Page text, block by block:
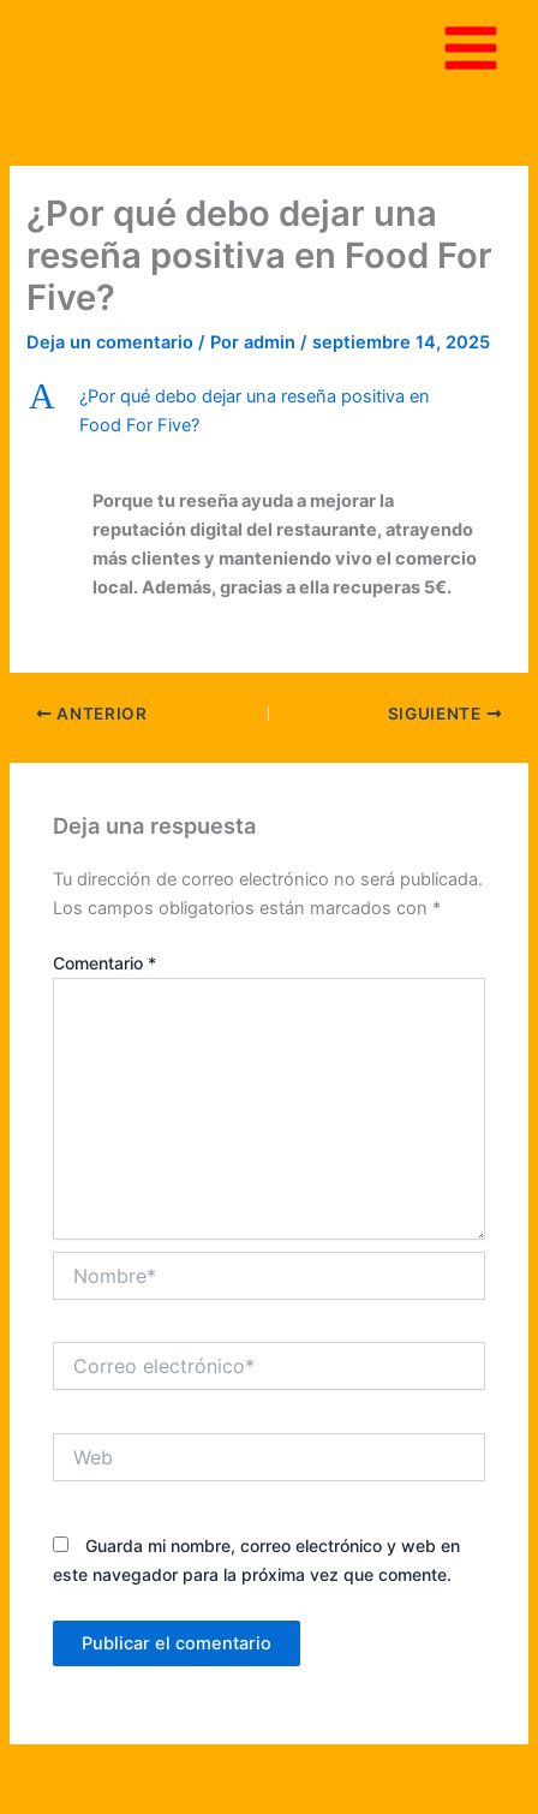
¿Por qué debo dejar una
reseña positiva en Food For
Five?
Deja un comentario / Poradmin/septiembre 14, 2025
A
¿Por qué debo dejar una reseña positiva en
Food For Five?
Porque tu reseña ayuda a mejorar la
reputación digital del restaurante, atrayendo
más clientes y manteniendo vivo el comercio
local. Además, gracias a ella recuperas 5€.
ANTERIOR SIGUIENTE
Deja una respuesta
Tu dirección de correo electrónico no será publicada.
Los campos obligatorios están marcados con *
Comentario *
electrónico*
Guarda mi nombre, correo electrónico y web en
este navegador para la próxima vez que comente.